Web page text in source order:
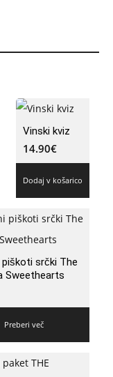
Vinski kviz
14.90€
Dodaj v košarico
piškoti srčki The
Sweethearts
Preberi več